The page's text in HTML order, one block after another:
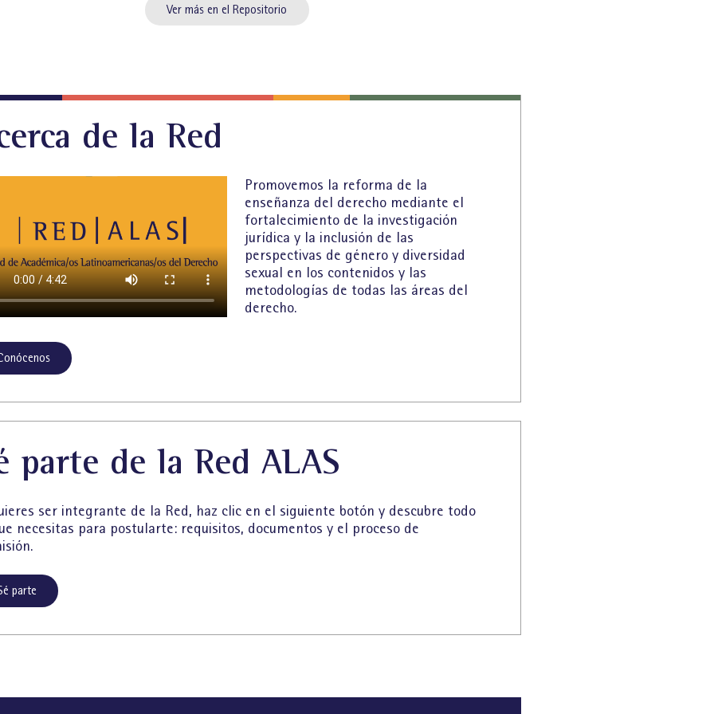
Ver más en el Repositorio
de la Red
Promovemos la reforma de la
enseñanza del derecho mediante el
fortalecimiento de la investigación
jurídica y la inclusión de las
perspectivas de género y diversidad
sexual en los contenidos y las
metodologías de todas las áreas del
derecho.
parte de la Red ALAS
ser integrante de la Red, haz clic en el siguiente botón y descubre todo
necesitas para postularte: requisitos, documentos y el proceso de
parte